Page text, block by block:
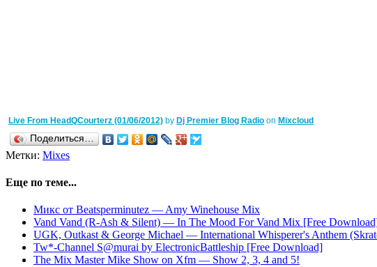
Live From HeadQCourterz (01/06/2012) by Dj Premier Blog Radio on Mixcloud
Поделиться…
Метки: Mixes
Еще по теме...
Микс от Beatsperminutez — Amy Winehouse Mix
Vand Vand (R-Ash & Silent) — In The Mood For Vand Mix [Free
UGK, Outkast & George Michael — International Whisperer's Anthem
Tw*-Channel S@murai by ElectronicBattleship [Free Download]
The Mix Master Mike Show on Xfm — Show 2, 3, 4 and 5!